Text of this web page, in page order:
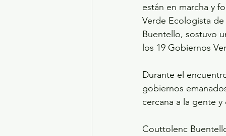
están en marcha y
Verde Ecologista
Buentello, sostuvo
los 19 Gobiernos
Durante el
gobiernos
cercana a la gente
Couttolenc